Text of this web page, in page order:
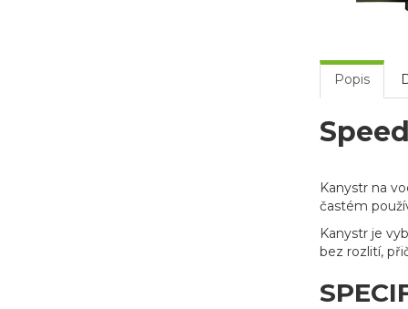
Popis
Kanystr na
častém
Kanystr je
bez rozlití,